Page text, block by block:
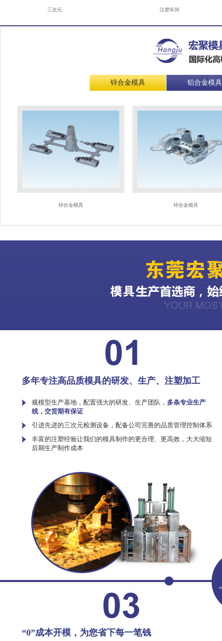
三次元 注塑车间
锌合金模具 铝合金模具
锌合金模具 锌合金模具
多年专注高品质模具的研发、生产、注塑加工
规模型生产基地，配置强大的研发、生产团队， 多条专业生产
线，交货期有保证
引进先进的三次元检测设备，配备公司完善的品质管理控制体系
丰富的注塑经验让我们的模具制作的更合理、更高效，大大缩短
后期生产制作成本
“0”成本开模，为您省下每一笔钱